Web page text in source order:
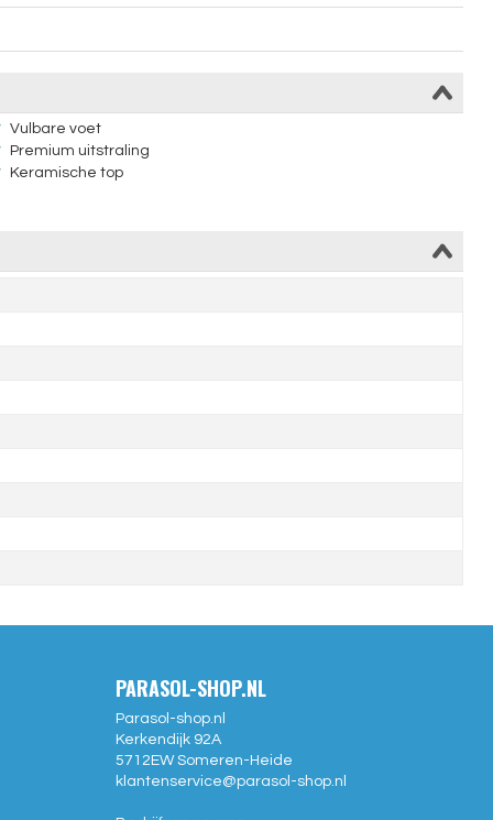
Vulbare voet
Premium uitstraling
Keramische top
PARASOL-SHOP.NL
Parasol-shop.nl
Kerkendijk 92A
5712EW Someren-Heide
klantenservice@parasol-shop.nl